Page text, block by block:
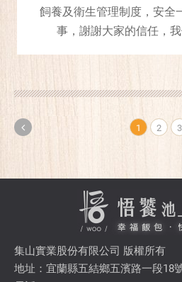
飼養及衛生管理制度，安全
事，謝謝大家的信任，我
1 2 3
集山實業股份有限公司 版權所有
地址：宜蘭縣五結鄉五濱路一段18